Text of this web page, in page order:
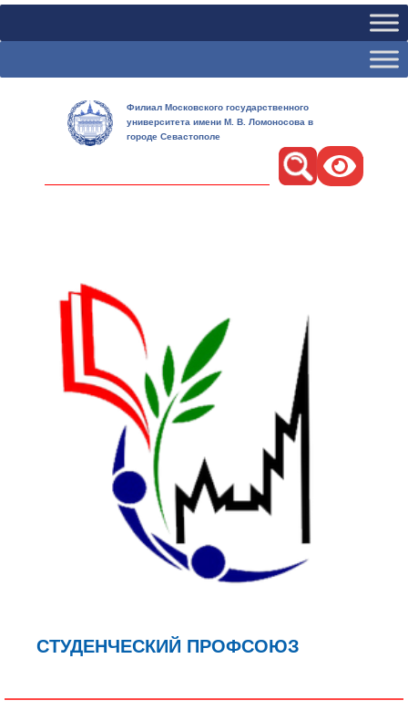
Филиал Московского государственного
университета имени М. В. Ломоносова в
городе Севастополе
СТУДЕНЧЕСКИЙ ПРОФСОЮЗ